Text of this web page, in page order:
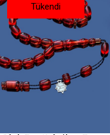
Tükendi